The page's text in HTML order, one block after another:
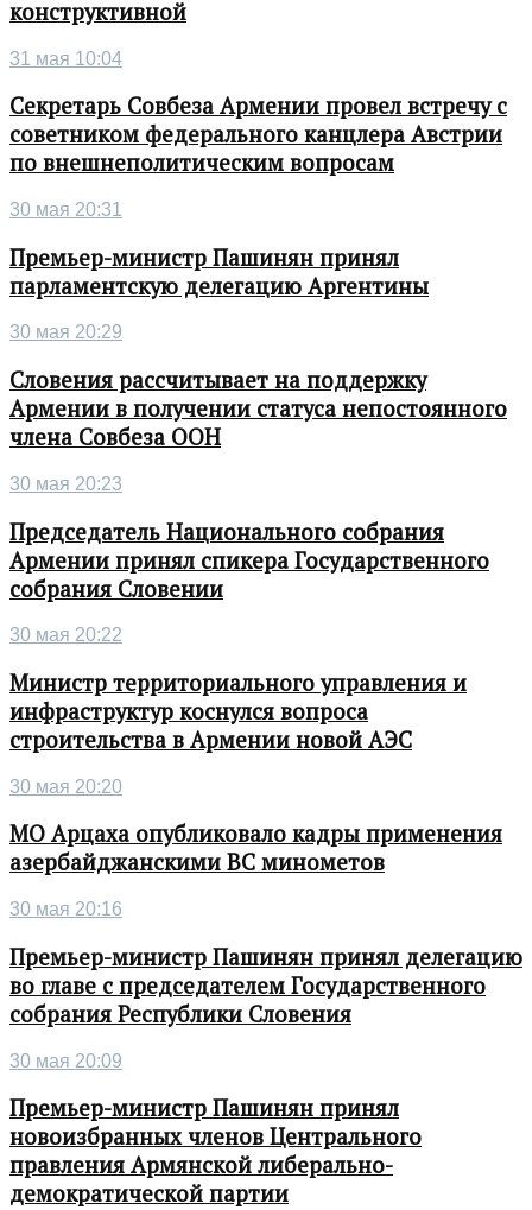
конструктивной
31 мая 10:04
Секретарь Совбеза Армении провел встречу с
советником федерального канцлера Австрии
по внешнеполитическим вопросам
30 мая 20:31
Премьер-министр Пашинян принял
парламентскую делегацию Аргентины
30 мая 20:29
Словения рассчитывает на поддержку
Армении в получении статуса непостоянного
члена Совбеза ООН
30 мая 20:23
Председатель Национального собрания
Армении принял спикера Государственного
собрания Словении
30 мая 20:22
Министр территориального управления и
инфраструктур коснулся вопроса
строительства в Армении новой АЭС
30 мая 20:20
МО Арцаха опубликовало кадры применения
азербайджанскими ВС минометов
30 мая 20:16
Премьер-министр Пашинян принял делегацию
во главе с председателем Государственного
собрания Республики Словения
30 мая 20:09
Премьер-министр Пашинян принял
новоизбранных членов Центрального
правления Армянской либерально-
демократической партии